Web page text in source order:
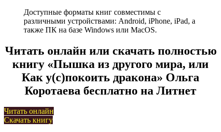
Доступные форматы книг совместимы с
различными устройствами: Android, iPhone, iPad, а
также ПК на базе Windows или MacOS.
Читать онлайн или скачать полностью
книгу «Пышка из другого мира, или
Как у(с)покоить дракона» Ольга
Коротаева бесплатно на Литнет
Читать онлайн
Скачать книгу